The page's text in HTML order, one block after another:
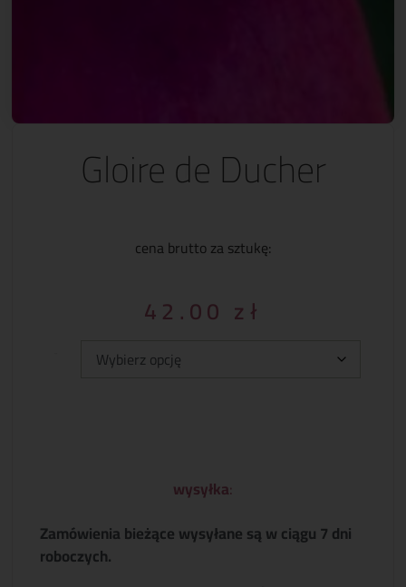
Gloire de Ducher
cena brutto za sztukę:
42.00 zł
wysyłka:
Zamówienia bieżące wysyłane są w ciągu 7 dni
roboczych.